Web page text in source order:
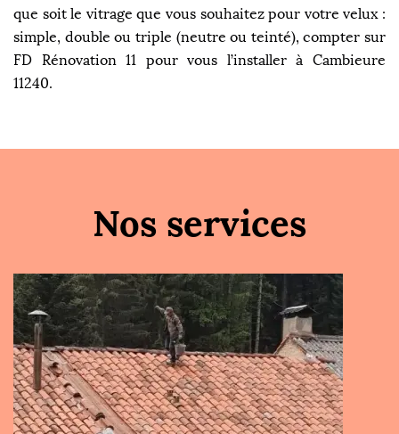
que soit le vitrage que vous souhaitez pour votre velux :
simple, double ou triple (neutre ou teinté), compter sur
FD Rénovation 11 pour vous l’installer à Cambieure
11240.
Nos services